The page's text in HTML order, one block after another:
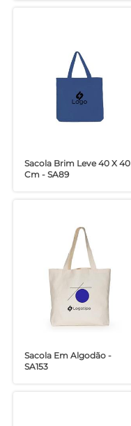
Sacola Brim Leve 40 X 40
Cm - SA89
Sacola Em Algodão -
SA153